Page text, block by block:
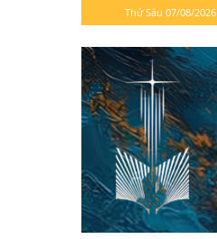
Thứ Sáu 07/08/2026